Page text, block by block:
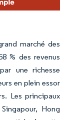
marché des
% des revenus
une richesse
en plein essor
Les principaux
Hong